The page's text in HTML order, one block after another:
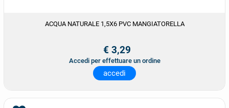
ACQUA NATURALE 1,5X6 PVC MANGIATORELLA
€ 3,29
Accedi per effettuare un ordine
accedi